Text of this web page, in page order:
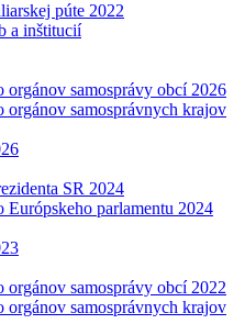
púte 2022
a inštitucií
samosprávy obcí 2026
samosprávnych krajov
SR 2024
parlamentu 2024
samosprávy obcí 2022
samosprávnych krajov